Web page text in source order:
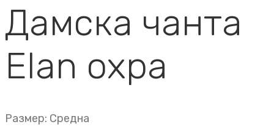
Дамска чанта
Elan охра
Размер: Средна